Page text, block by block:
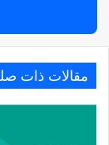
مقالات ذات